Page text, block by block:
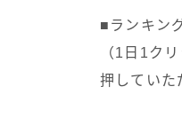
■ランキン
（1日1ク
押していた